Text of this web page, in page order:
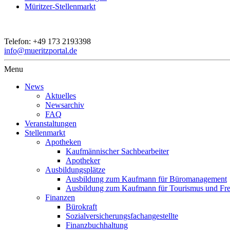
Müritzer-Stellenmarkt
Telefon: +49 173 2193398
info@mueritzportal.de
Menu
News
Aktuelles
Newsarchiv
FAQ
Veranstaltungen
Stellenmarkt
Apotheken
Kaufmännischer Sachbearbeiter
Apotheker
Ausbildungsplätze
Ausbildung zum Kaufmann für Büromanagement
Ausbildung zum Kaufmann für Tourismus und
Finanzen
Bürokraft
Sozialversicherungsfachangestellte
Finanzbuchhaltung